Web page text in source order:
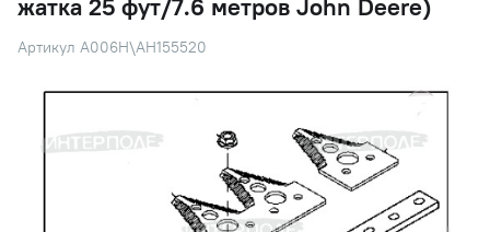
жатка 25 фут/7.6 метров John Deere)
Артикул A006H\AH155520